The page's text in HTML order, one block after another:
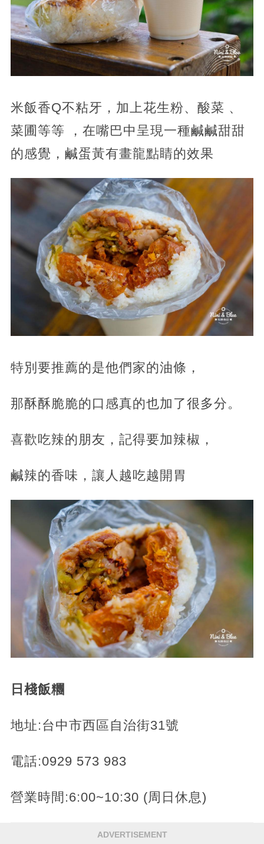
米飯香Q不粘牙，加上花生粉、酸菜 、
菜圃等等 ，在嘴巴中呈現一種鹹鹹甜甜
的感覺，鹹蛋黃有畫龍點睛的效果
特別要推薦的是他們家的油條，
那酥酥脆脆的口感真的也加了很多分。
喜歡吃辣的朋友，記得要加辣椒，
鹹辣的香味，讓人越吃越開胃
日棧飯糰
地址:台中市西區自治街31號
電話:0929 573 983
營業時間:6:00~10:30 (周日休息)
ADVERTISEMENT